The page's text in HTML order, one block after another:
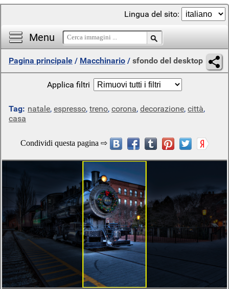
Menu
Lingua del sito:
Pagina principale / Macchinario / sfondo del desktop
Applica filtri
Tag: natale, espresso, treno, corona, decorazione, città,
casa